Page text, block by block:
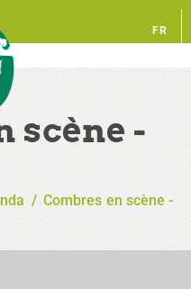
FR
scène -
/ Combres en scène -